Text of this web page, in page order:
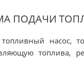
ПОДАЧИ
насос,
топлива,